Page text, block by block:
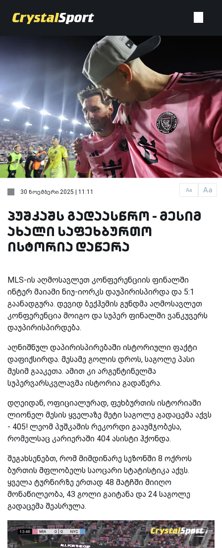
Aa Aa
30 ნოემბერი 2025 | 11:11
პუშკაშს გადაასწრო - მესიმ
ახალი საფეხბურთო
ისტორია დაწერა
MLS-ის აღმოსავლეთ კონფერენციის ფინალში
ინტერ მაიამი ნიუ-იორკს დაუპირისპირდა და 5:1
გაანადგურა. დევიდ ბექჰემის გუნდმა აღმოსავლეთ
კონფერენცია მოიგო და სუპერ ფინალში ვანკუვერს
დაუპირისპირდება.
აღნიშნულ დაპირისპირებაში ისტორიული ფაქტი
დაფიქსირდა. მესამე გოლის დროს, საგოლე პასი
მესიმ გააკეთა. ამით კი არგენტინელმა
სუპერვარსკვლავმა ისტორია გადაწერა.
დღეიდან, ოფიციალურად, ფეხბურთის ისტორიაში
ლიონელ მესის ყველაზე მეტი საგოლე გადაცემა აქვს
- 405! ლეომ პუშკაშის რეკორდი გააუმჯობესა,
რომელსაც კარიერაში 404 ასისტი ჰქონდა.
შეგახსენებთ, რომ მიმდინარე სეზონში 8 ოქროს
ბურთის მფლობელს საოცარი სტატისტიკა აქვს.
ყველა ტურნირზე ერთად 48 მატჩში მიიღო
მონაწილეობა, 43 გოლი გაიტანა და 24 საგოლე
გადაცემა შეასრულა.